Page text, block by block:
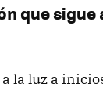
que sigue
la luz a